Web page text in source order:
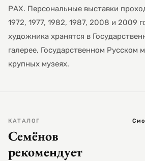
РАХ. Персональные выставки
1972, 1977, 1982, 1987, 2008 и 2009
художника хранятся в
галерее, Государственном Русском
крупных музеях.
КАТАЛОГ
Семёнов
рекомендует